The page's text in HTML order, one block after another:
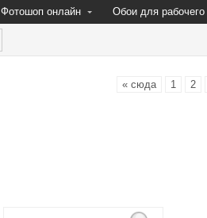
Фотошоп онлайн Обои для рабочего
« сюда 1 2